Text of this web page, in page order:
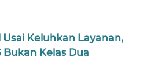
Keluhkan Layanan,
Bukan Kelas Dua